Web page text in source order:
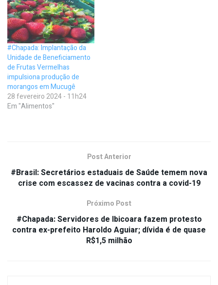
#Chapada: Implantação da
Unidade de Beneficiamento
de Frutas Vermelhas
impulsiona produção de
morangos em Mucugê
28 fevereiro 2024 - 11h24
Em "Alimentos"
Post Anterior
#Brasil: Secretários estaduais de Saúde temem nova
crise com escassez de vacinas contra a covid-19
Próximo Post
#Chapada: Servidores de Ibicoara fazem protesto
contra ex-prefeito Haroldo Aguiar; dívida é de quase
R$1,5 milhão